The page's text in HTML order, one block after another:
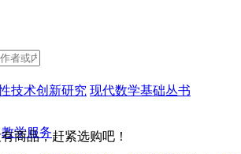
技术创新研究 现代数学基础丛书
商品，赶紧选购吧！
教学服务